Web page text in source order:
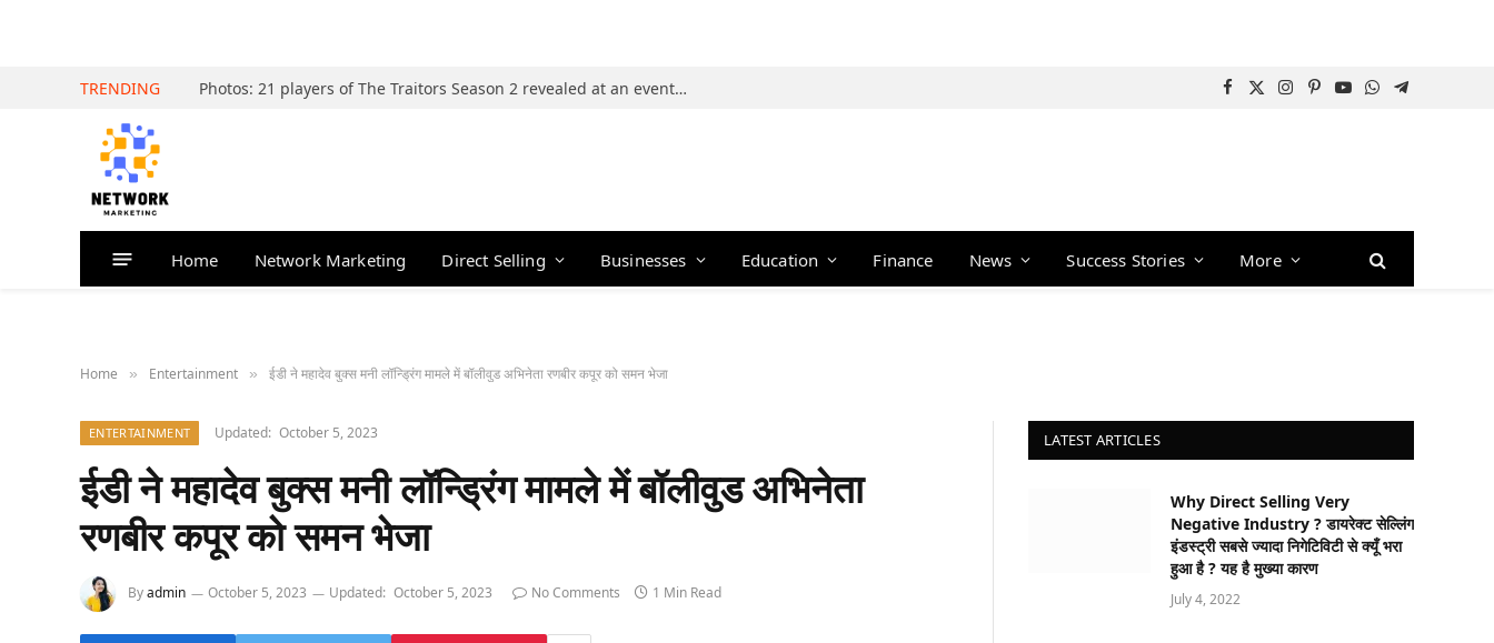
TRENDING Photos: 21 players of The Traitors Season 2 revealed at an event in Mumbai Facebook
X
Instagram
Pinterest
YouTube
WhatsApp
Telegram
Home Network Marketing Direct Selling Businesses Education Finance News Success Stories More
Home » Entertainment » ईडी ने महादेव बुक्स मनी लॉन्ड्रिंग मामले में बॉलीवुड अभिनेता रणबीर कपूर को समन भेजा
ENTERTAINMENT Updated: October 5, 2023
ईडी ने महादेव बुक्स मनी लॉन्ड्रिंग मामले में बॉलीवुड अभिनेता
रणबीर कपूर को समन भेजा
Byadmin October 5, 2023 Updated: October 5, 2023 No Comments 1 Min Read
LATEST ARTICLES
Why Direct Selling Very
Negative Industry ? डायरेक्ट सेल्लिंग
इंडस्ट्री सबसे ज्यादा निगेटिविटी से क्यूँ भरा
हुआ है ? यह है मुख्या कारण
July 4, 2022